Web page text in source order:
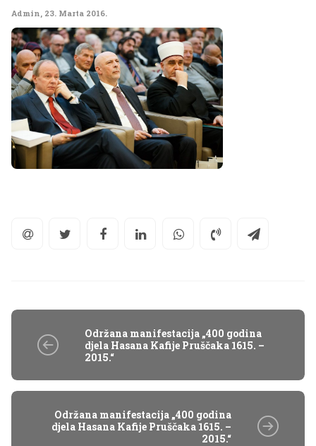
Admin, 23. Marta 2016.
Održana manifestacija „400 godina
djela Hasana Kafije Pruščaka 1615. –
2015.“
Održana manifestacija „400 godina
djela Hasana Kafije Pruščaka 1615. –
2015.“